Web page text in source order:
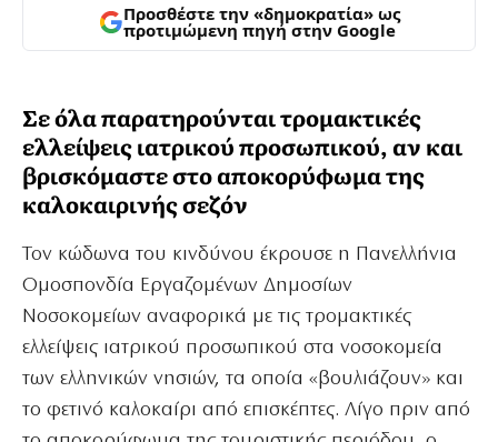
Προσθέστε την «δημοκρατία» ως
προτιμώμενη πηγή στην Google
Σε όλα παρατηρούνται τρομακτικές
ελλείψεις ιατρικού προσωπικού, αν και
βρισκόμαστε στο αποκορύφωμα της
καλοκαιρινής σεζόν
Τον κώδωνα του κινδύνου έκρουσε η Πανελλήνια
Ομοσπονδία Εργαζομένων Δημοσίων
Νοσοκομείων αναφορικά με τις τρομακτικές
ελλείψεις ιατρικού προσωπικού στα νοσοκομεία
των ελληνικών νησιών, τα οποία «βουλιάζουν» και
το φετινό καλοκαίρι από επισκέπτες. Λίγο πριν από